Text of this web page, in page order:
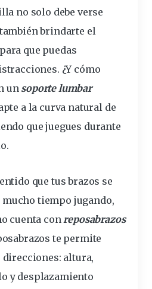
no solo debe verse
brindarte el
que puedas
¿Y cómo
un soportelumbar
a la curva natural de
que juegues durante
que tus brazos se
mucho tiempo jugando,
cuenta conreposabrazos
te permite
altura,
y desplazamiento